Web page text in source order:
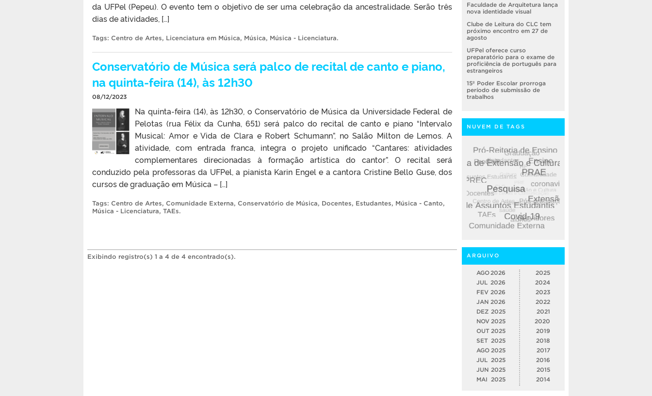
da UFPel (Pepeu). O evento tem o objetivo de ser uma celebração da ancestralidade. Serão três
dias de atividades, […]
Tags: Centro de Artes, Licenciatura em Música, Música, Música - Licenciatura.
Conservatório de Música será palco de recital de canto e piano,
na quinta-feira (14), às 12h30
08/12/2023
Na quinta-feira (14), às 12h30, o Conservatório de Música da Universidade Federal de
Pelotas (rua Félix da Cunha, 651) será palco do recital de canto e piano “Intervalo
Musical: Amor e Vida de Clara e Robert Schumann”, no Salão Milton de Lemos. A
atividade, com entrada franca, integra o projeto unificado “Cantares: atividades
complementares direcionadas à formação artística do cantor”. O recital será
conduzido pela professoras da UFPel, a pianista Karin Engel e a cantora Cristine Bello Guse, dos
cursos de graduação em Música – […]
Tags: Centro de Artes, Comunidade Externa, Conservatório de Música, Docentes, Estudantes, Música - Canto,
Música - Licenciatura, TAEs.
Exibindo registro(s) 1 a 4 de 4 encontrado(s).
Faculdade de Arquitetura lança
nova identidade visual
Clube de Leitura do CLC tem
próximo encontro em 27 de
agosto
UFPel oferece curso
preparatório para o exame de
proficiência de português para
estrangeiros
15º Poder Escolar prorroga
período de submissão de
trabalhos
NUVEM DE TAGS
ARQUIVO
AGO 2026
JUL 2026
FEV 2026
JAN 2026
DEZ 2025
NOV 2025
OUT 2025
SET 2025
AGO 2025
JUL
2025
JUN 2025
MAI
2025
2025
2024
2023
2022
2021
2020
2019
2018
2017
2016
2015
2014